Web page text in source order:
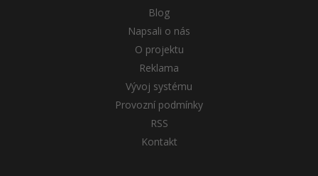
-80%
Adobe Illustrator -80%
Adobe Lightroom -30%
Blog
Napsali o nás
O projektu
Reklama
Vývoj systému
Provozní podmínky
RSS
Kontakt